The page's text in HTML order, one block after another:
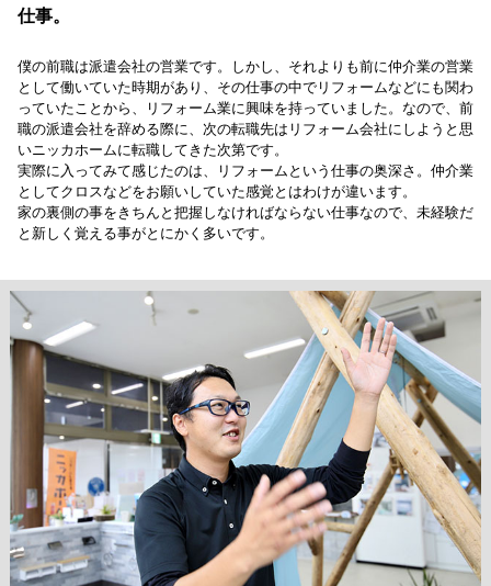
仕事。
僕の前職は派遣会社の営業です。しかし、それよりも前に仲介業の営業
として働いていた時期があり、その仕事の中でリフォームなどにも関わ
っていたことから、リフォーム業に興味を持っていました。なので、前
職の派遣会社を辞める際に、次の転職先はリフォーム会社にしようと思
いニッカホームに転職してきた次第です。
実際に入ってみて感じたのは、リフォームという仕事の奥深さ。仲介業
としてクロスなどをお願いしていた感覚とはわけが違います。
家の裏側の事をきちんと把握しなければならない仕事なので、未経験だ
と新しく覚える事がとにかく多いです。